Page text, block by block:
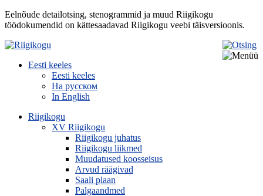
Eelnõude detailotsing, stenogrammid ja muud Riigikogu
töödokumendid on kättesaadavad Riigikogu veebi täisversioonis.
Eesti keeles
Eesti keeles
На русском
In English
Riigikogu
XV Riigikogu
Riigikogu juhatus
Riigikogu liikmed
Muudatused koosseisus
Arvud räägivad
Saali plaan
Palgaandmed